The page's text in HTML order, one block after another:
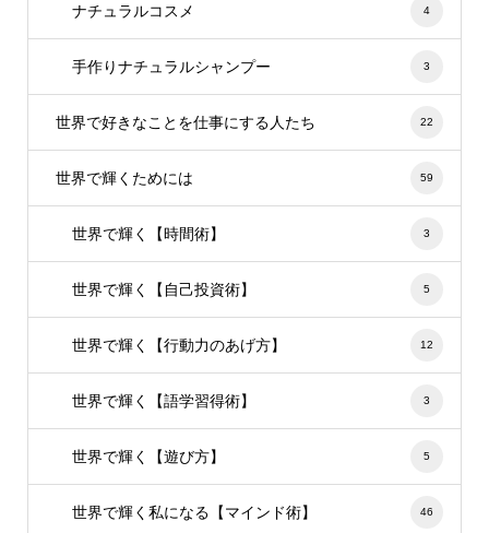
ナチュラルコスメ 4
手作りナチュラルシャンプー 3
世界で好きなことを仕事にする人たち 22
世界で輝くためには 59
世界で輝く【時間術】 3
世界で輝く【自己投資術】 5
世界で輝く【行動力のあげ方】 12
世界で輝く【語学習得術】 3
世界で輝く【遊び方】 5
世界で輝く私になる【マインド術】 46